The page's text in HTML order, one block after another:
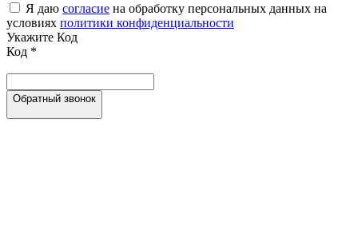
Я даю согласие на обработку персональных данных на
условиях политики конфиденциальности
Укажите Код
Код *
Обратный звонок